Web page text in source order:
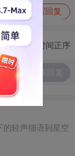
写回复
切换为时间正序
轻声细语到星空